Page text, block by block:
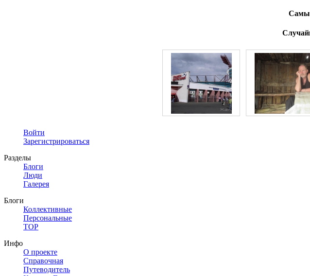
Войти
Зарегистрироваться
Разделы
Блоги
Люди
Галерея
Блоги
Коллективные
Персональные
TOP
Инфо
О проекте
Справочная
Путеводитель